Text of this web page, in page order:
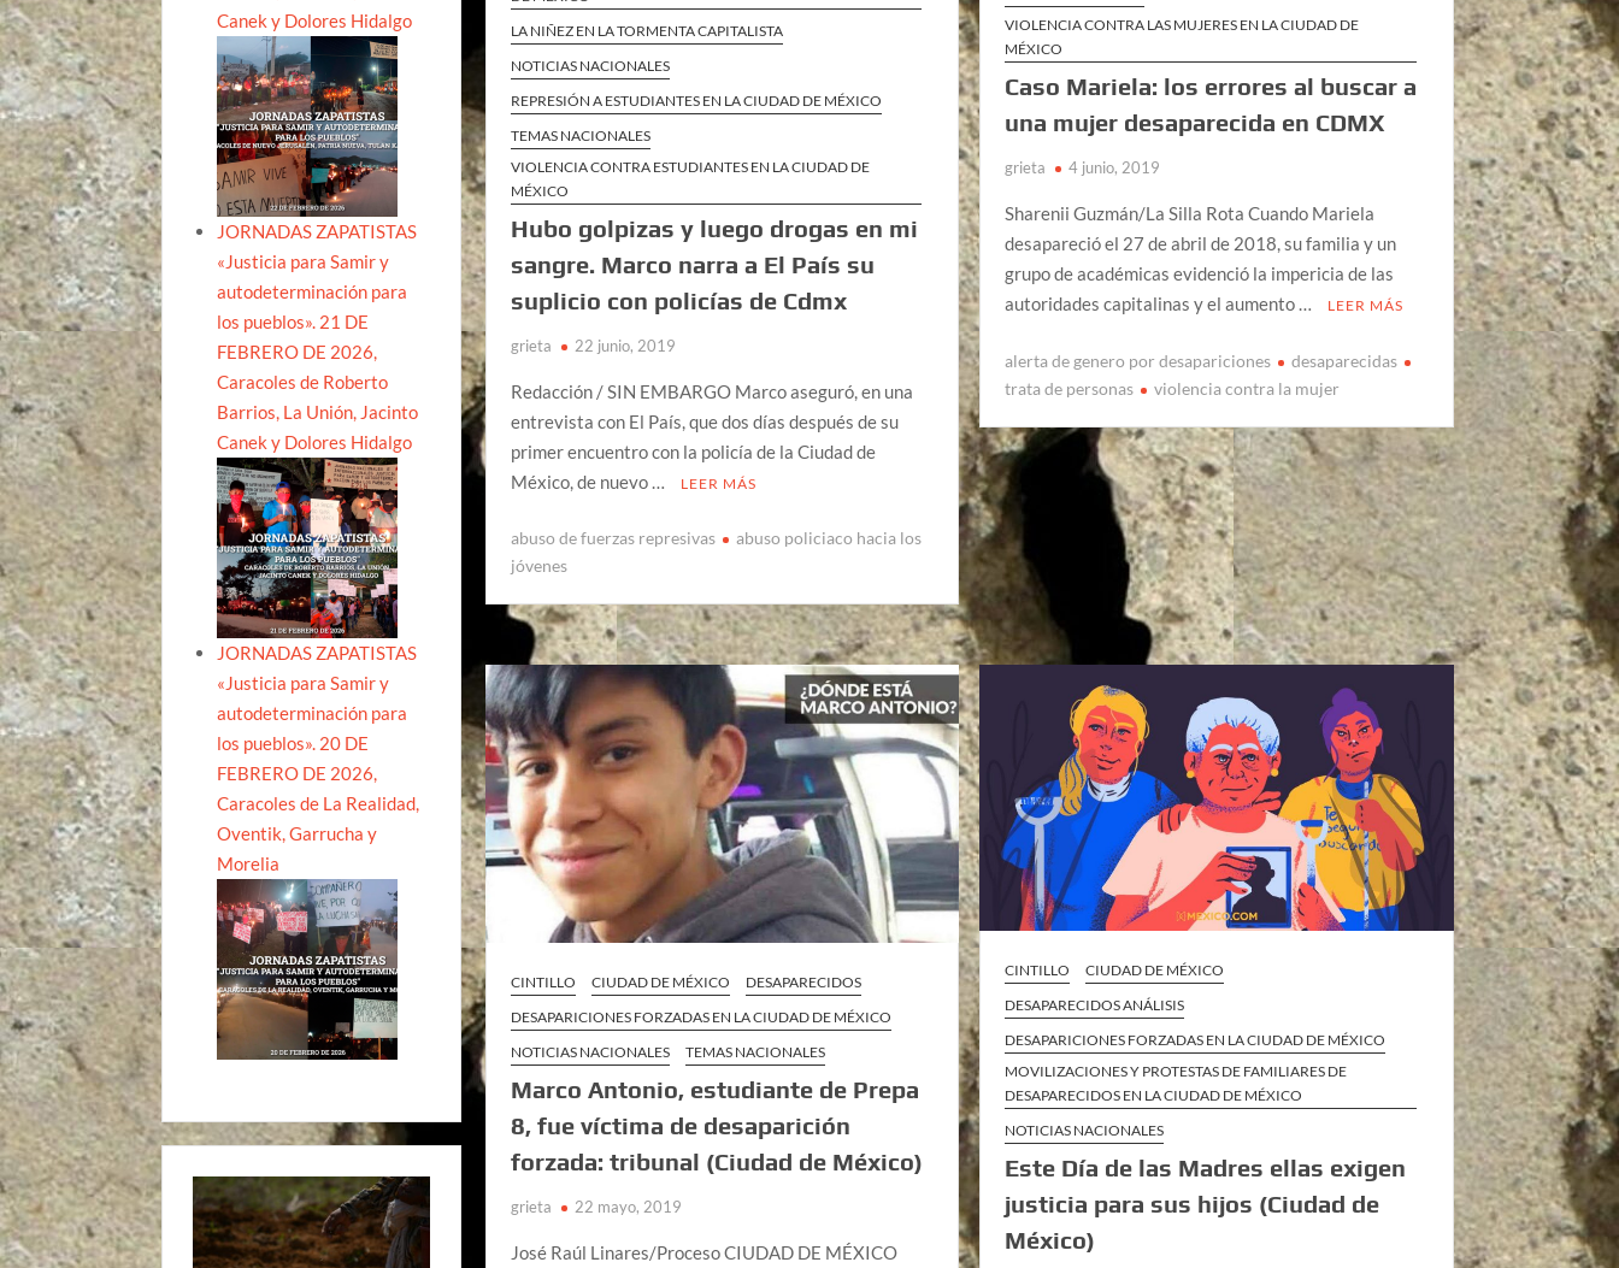
LA NIÑEZ EN LA TORMENTA CAPITALISTA
NOTICIAS NACIONALES
REPRESIÓN A ESTUDIANTES EN LA CIUDAD DE MÉXICO
TEMAS NACIONALES
VIOLENCIA CONTRA ESTUDIANTES EN LA CIUDAD DE
MÉXICO
Hubo golpizas y luego drogas en mi
sangre. Marco narra a El País su
suplicio con policías de Cdmx
grieta 22 junio, 2019
Redacción / SIN EMBARGO Marco aseguró, en una
entrevista con El País, que dos días después de su
primer encuentro con la policía de la Ciudad de
México, de nuevo …
LEER MÁS
abuso de fuerzas represivas
abuso policiaco hacia los
jóvenes
VIOLENCIA CONTRA LAS MUJERES EN LA CIUDAD DE
MÉXICO
Caso Mariela: los errores al buscar a
una mujer desaparecida en CDMX
grieta 4 junio, 2019
Sharenii Guzmán/La Silla Rota Cuando Mariela
desapareció el 27 de abril de 2018, su familia y un
grupo de académicas evidenció la impericia de las
autoridades capitalinas y el aumento …
LEER MÁS
alerta de genero por desapariciones
desaparecidas
trata de personas
violencia contra la mujer
CINTILLO CIUDAD DE MÉXICO
DESAPARECIDOS
DESAPARICIONES FORZADAS EN LA CIUDAD DE MÉXICO
NOTICIAS NACIONALES
TEMAS NACIONALES
Marco Antonio, estudiante de Prepa
8, fue víctima de desaparición
forzada: tribunal (Ciudad de México)
grieta 22 mayo, 2019
José Raúl Linares/Proceso CIUDAD DE MÉXICO
CINTILLO
CIUDAD DE MÉXICO
DESAPARECIDOS ANÁLISIS
DESAPARICIONES FORZADAS EN LA CIUDAD DE MÉXICO
MOVILIZACIONES Y PROTESTAS DE FAMILIARES DE
DESAPARECIDOS EN LA CIUDAD DE MÉXICO
NOTICIAS NACIONALES
Este Día de las Madres ellas exigen
justicia para sus hijos (Ciudad de
México)
Canek y Dolores Hidalgo
JORNADAS ZAPATISTAS
«Justicia para Samir y
autodeterminación para
los pueblos». 21 DE
FEBRERO DE 2026,
Caracoles de Roberto
Barrios, La Unión, Jacinto
Canek y Dolores Hidalgo
JORNADAS ZAPATISTAS
«Justicia para Samir y
autodeterminación para
los pueblos». 20 DE
FEBRERO DE 2026,
Caracoles de La Realidad,
Oventik, Garrucha y
Morelia